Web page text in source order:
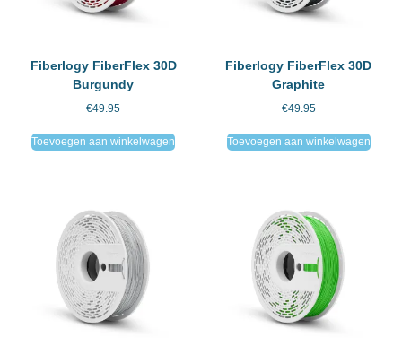
Fiberlogy FiberFlex 30D
Burgundy
€49.95
Toevoegen aan winkelwagen
Fiberlogy FiberFlex 30D
Graphite
€49.95
Toevoegen aan winkelwagen